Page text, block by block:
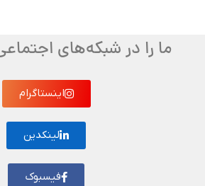
ما را در شبکه‌های
اینستاگرام
لینکدین
فیسبوک